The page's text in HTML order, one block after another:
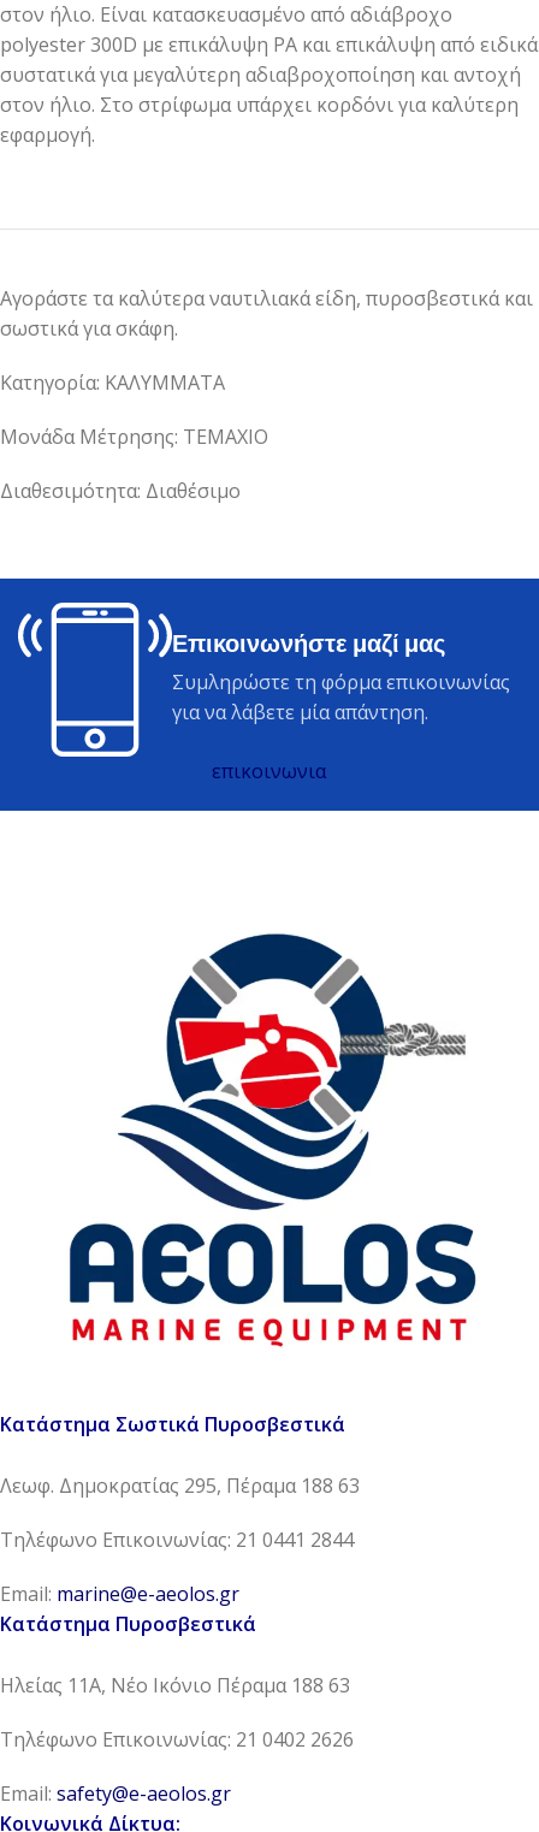
στον ήλιο. Είναι κατασκευασμένο από αδιάβροχο
polyester 300D με επικάλυψη PA και επικάλυψη από ειδικά
συστατικά για μεγαλύτερη αδιαβροχοποίηση και αντοχή
στον ήλιο. Στο στρίφωμα υπάρχει κορδόνι για καλύτερη
εφαρμογή.
Αγοράστε τα καλύτερα ναυτιλιακά είδη, πυροσβεστικά και
σωστικά για σκάφη.
Κατηγορία: ΚΑΛΥΜΜΑΤΑ
Μονάδα Μέτρησης: ΤΕΜΑΧΙΟ
Διαθεσιμότητα: Διαθέσιμο
Επικοινωνήστε μαζί μας
Συμληρώστε τη φόρμα επικοινωνίας
για να λάβετε μία απάντηση.
επικοινωνια
Κατάστημα Σωστικά Πυροσβεστικά
Λεωφ. Δημοκρατίας 295, Πέραμα 188 63
Τηλέφωνο Επικοινωνίας: 21 0441 2844
Email: marine@e-aeolos.gr
Κατάστημα Πυροσβεστικά
Ηλείας 11Α, Νέο Ικόνιο Πέραμα 188 63
Τηλέφωνο Επικοινωνίας: 21 0402 2626
Email: safety@e-aeolos.gr
Κοινωνικά Δίκτυα: